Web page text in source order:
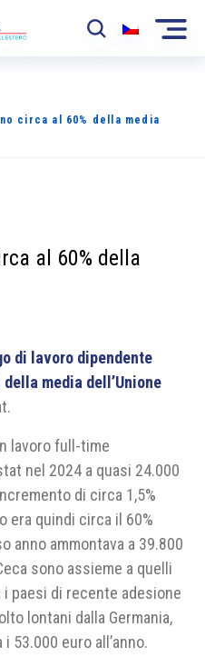
circa al 60% della media
al 60% della
di lavoro dipendente
media dell’Unione
lavoro full-time
nel 2024 a quasi 24.000
di circa 1,5%
era quindi circa il 60%
anno ammontava a 39.800
sono assieme a quelli
paesi di recente adesione
lontani dalla Germania,
53.000 euro all’anno.